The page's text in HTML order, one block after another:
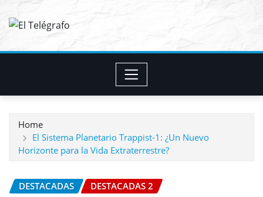
Home
El Sistema Planetario Trappist-1: ¿Un Nuevo
Horizonte para la Vida Extraterrestre?
DESTACADAS DESTACADAS 2